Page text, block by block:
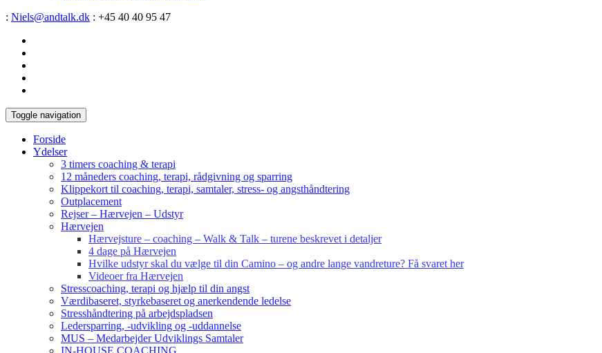
: Niels@andtalk.dk : +45 40 40 95 47
Toggle navigation
Forside
Ydelser
3 timers coaching & terapi
12 måneders coaching, terapi, rådgivning og sparring
Klippekort til coaching, terapi, samtaler, stress- og angsthåndtering
Outplacement
Rejser – Hærvejen – Udstyr
Hærvejen
Hærvejsture – coaching – Walk & Talk – turene beskrevet i detaljer
4 dage på Hærvejen
Hvilke udstyr skal du vælge til din Camino – og andre lange vandreture? Få svaret her
Videoer fra Hærvejen
Stresscoaching, terapi og hjælp til din angst
Værdibaseret, styrkebaseret og anerkendende ledelse
Stresshåndtering på arbejdspladsen
Ledersparring, -udvikling og -uddannelse
MUS – Medarbejder Udviklings Samtaler
IN-HOUSE COACHING